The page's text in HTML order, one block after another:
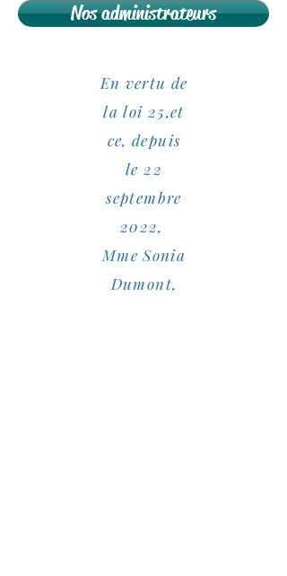
Nos administrateurs
En vertu de
la loi 25,et
ce, depuis
le 22
septembre
2022,
Mme Sonia
Dumont,